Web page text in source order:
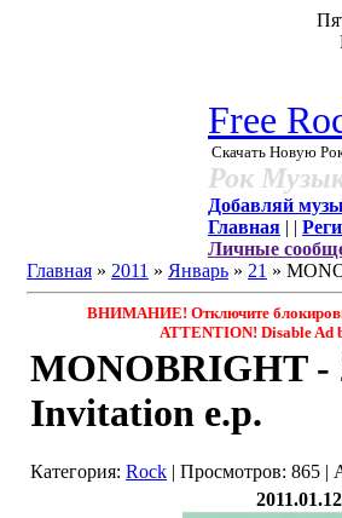
Free
Скачать Новую
Рок
Добавляй
Главная | |
Личные
Главная » 2011 » Январь » 21 »
ВНИМАНИЕ! Отключите
ATTENTION! Disable Ad
MONOBRIGHT -
Invitation e.p.
Категория: Rock | Просмотров: 865 |